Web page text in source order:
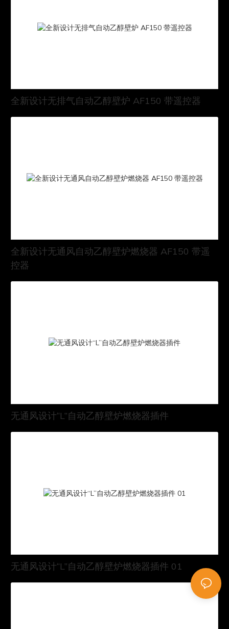
全新设计无排气自动乙醇壁炉 AF150 带遥控器
全新设计无通风自动乙醇壁炉燃烧器 AF150 带遥
控器
无通风设计“L”自动乙醇壁炉燃烧器插件
无通风设计“L”自动乙醇壁炉燃烧器插件 01